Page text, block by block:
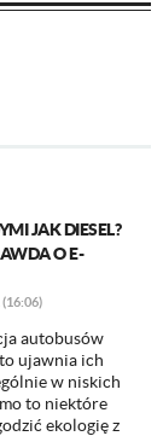
JAK DIESEL?
O E-
autobusów
ujawnia ich
w niskich
to niektóre
ekologię z